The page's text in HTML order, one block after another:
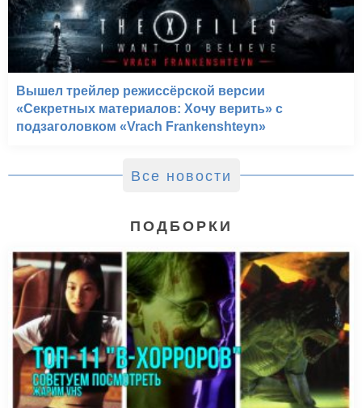
Вышел трейлер режиссёрской версии
«Секретных материалов: Хочу верить» с
подзаголовком «Vrach Frankenshteyn»
Все новости
ПОДБОРКИ